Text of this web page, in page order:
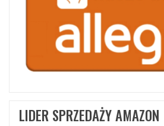
LIDER SPRZEDAŻY AMAZON